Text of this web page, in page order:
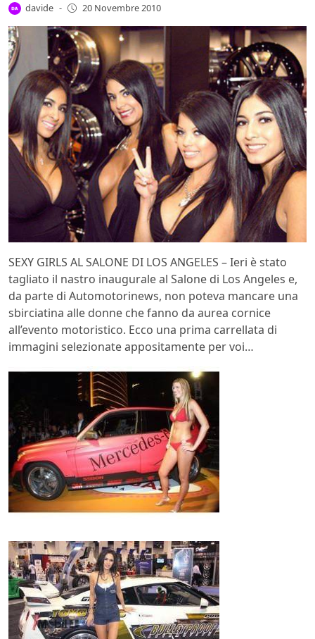
davide - 20 Novembre 2010
SEXY GIRLS AL SALONE DI LOS ANGELES – Ieri è stato
tagliato il nastro inaugurale al Salone di Los Angeles e,
da parte di Automotorinews, non poteva mancare una
sbirciatina alle donne che fanno da aurea cornice
all’evento motoristico. Ecco una prima carrellata di
immagini selezionate appositamente per voi…